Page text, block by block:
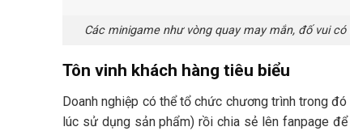
Các minigame như vòng quay may mắn, đố vui
Tôn vinh khách hàng tiêu biểu
Doanh nghiệp có thể tổ chức chương trình trong
lúc sử dụng sản phẩm) rồi chia sẻ lên fanpage